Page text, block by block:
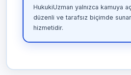
HukukiUzman yalnızca kamuya
düzenli ve tarafsız biçimde
hizmetidir.